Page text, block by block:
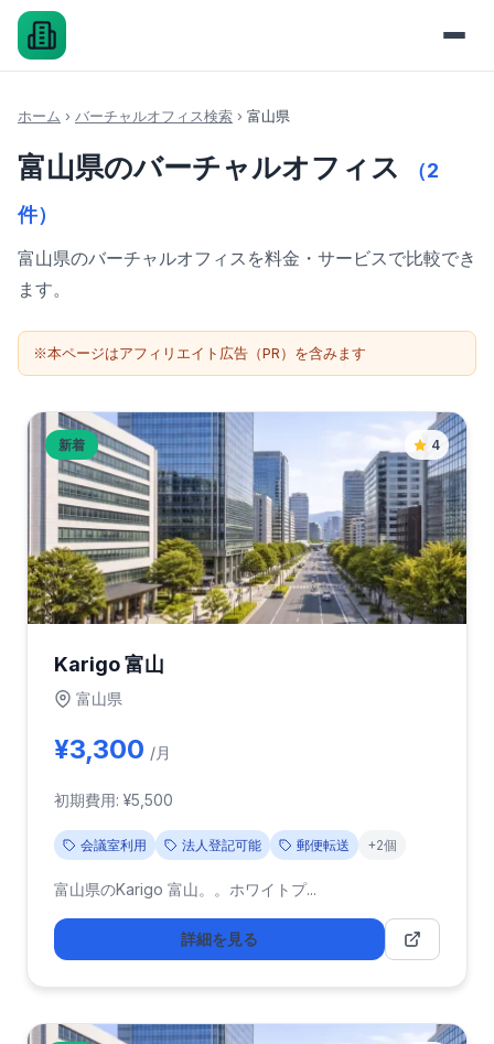
ホーム › バーチャルオフィス検索 › 富山県
富山県のバーチャルオフィス
（2
件）
富山県のバーチャルオフィスを料金・サービスで比較でき
ます。
※本ページはアフィリエイト広告（PR）を含みます
新着 4
Karigo 富山
富山県
¥3,300 /月
初期費用: ¥5,500
会議室利用 法人登記可能 郵便転送 +2個
富山県のKarigo 富山。。ホワイトプ...
詳細を見る